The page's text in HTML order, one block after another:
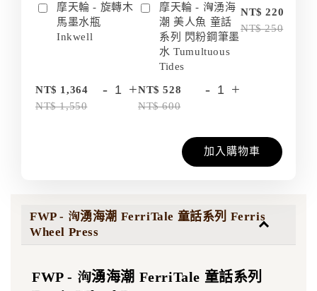
摩天輪 - 旋轉木
馬墨水瓶
Inkwell
NT$ 1,364
NT$ 1,550
- +
摩天輪 - 洶湧海
潮 美人魚 童話
系列 閃粉鋼筆墨
水 Tumultuous
Tides
NT$ 528
NT$ 600
- +
NT$ 220
NT$ 250
加入購物車
FWP - 洶湧海潮 FerriTale 童話系列 Ferris
Wheel Press
FWP - 洶湧海潮 FerriTale 童話系列